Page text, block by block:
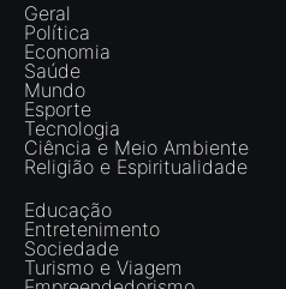
Geral
Política
Economia
Saúde
Mundo
Esporte
Tecnologia
Ciência e Meio Ambiente
Religião e Espiritualidade
Educação
Entretenimento
Sociedade
Turismo e Viagem